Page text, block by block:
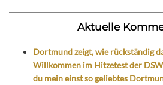
Aktuelle
Dortmund zeigt, wie rückständig
Willkommen im Hitzetest der
du mein einst so geliebtes